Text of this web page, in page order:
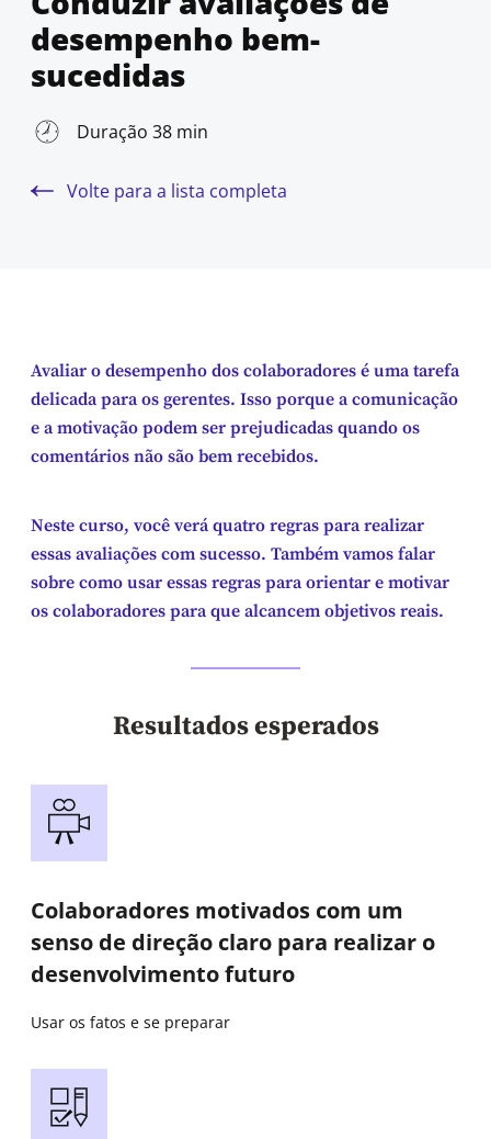
desempenho bem-
sucedidas
Duração 38 min
Volte para a lista completa
Avaliar o desempenho dos colaboradores é uma tarefa
delicada para os gerentes. Isso porque a comunicação
e a motivação podem ser prejudicadas quando os
comentários não são bem recebidos.
Neste curso, você verá quatro regras para realizar
essas avaliações com sucesso. Também vamos falar
sobre como usar essas regras para orientar e motivar
os colaboradores para que alcancem objetivos reais.
Resultados esperados
Colaboradores motivados com um
senso de direção claro para realizar o
desenvolvimento futuro
Usar os fatos e se preparar